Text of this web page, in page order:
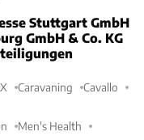
Stuttgart GmbH
GmbH & Co. KG
Caravaning Cavallo
Men's Health